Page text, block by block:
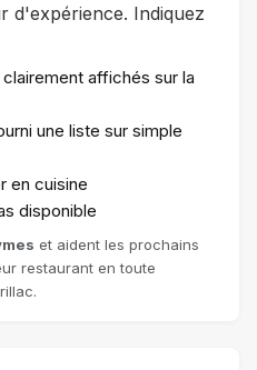
d'expérience. Indiquez
affichés sur la
une liste sur simple
en cuisine
disponible
et aident les prochains
restaurant en toute